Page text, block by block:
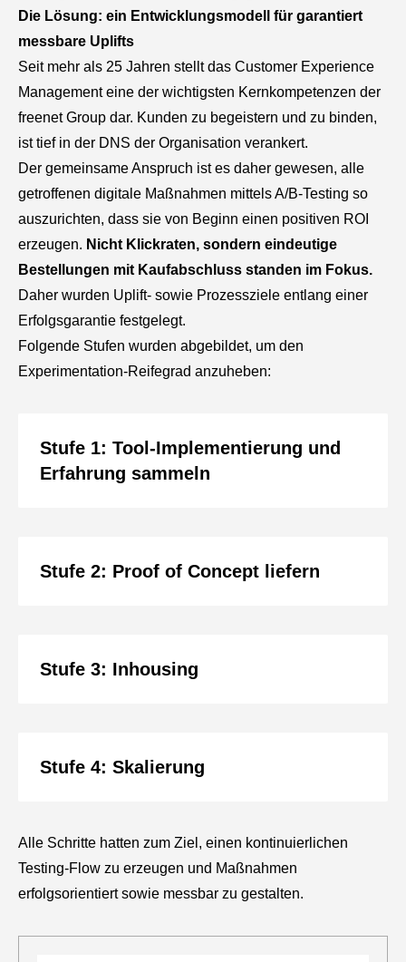
Die Lösung: ein Entwicklungsmodell für garantiert
messbare Uplifts
Seit mehr als 25 Jahren stellt das Customer Experience
Management eine der wichtigsten Kernkompetenzen der
freenet Group dar. Kunden zu begeistern und zu binden,
ist tief in der DNS der Organisation verankert.
Der gemeinsame Anspruch ist es daher gewesen, alle
getroffenen digitale Maßnahmen mittels A/B-Testing so
auszurichten, dass sie von Beginn einen positiven ROI
erzeugen. Nicht Klickraten, sondern eindeutige
Bestellungen mit Kaufabschluss standen im Fokus.
Daher wurden Uplift- sowie Prozessziele entlang einer
Erfolgsgarantie festgelegt.
Folgende Stufen wurden abgebildet, um den
Experimentation-Reifegrad anzuheben:
Stufe 1: Tool-Implementierung und
Erfahrung sammeln
Stufe 2: Proof of Concept liefern
Stufe 3: Inhousing
Stufe 4: Skalierung
Alle Schritte hatten zum Ziel, einen kontinuierlichen
Testing-Flow zu erzeugen und Maßnahmen
erfolgsorientiert sowie messbar zu gestalten.